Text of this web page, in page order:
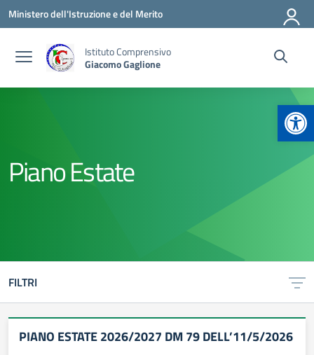
Vai ai contenuti
Vai al menu di navigazione
Vai al footer
Ministero dell'Istruzione e del Merito
Istituto Comprensivo
Giacomo Gaglione
Piano Estate
FILTRI
PIANO ESTATE 2026/2027 DM 79 DELL’11/5/2026